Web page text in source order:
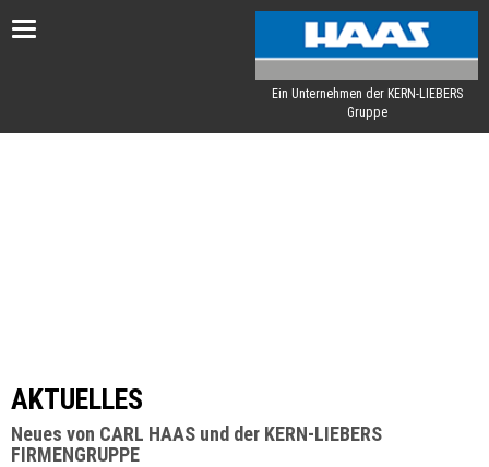
Toggle
Ein Unternehmen der KERN-LIEBERS
Gruppe
AKTUELLES
Neues von CARL HAAS und der KERN-LIEBERS
FIRMENGRUPPE